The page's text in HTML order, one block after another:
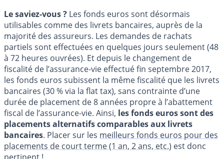
Le saviez-vous ? Les fonds euros sont désormais
utilisables comme des livrets bancaires, auprès de la
majorité des assureurs. Les demandes de rachats
partiels sont effectuées en quelques jours seulement (48
à 72 heures ouvrées). Et depuis le changement de
fiscalité de l’assurance-vie effectué fin septembre 2017,
les fonds euros subissent la même fiscalité que les livrets
bancaires (30 % via la flat tax), sans contrainte d’une
durée de placement de 8 années propre à l’abattement
fiscal de l’assurance-vie. Ainsi, les fonds euros sont des
placements alternatifs comparables aux livrets
bancaires. Placer sur les meilleurs fonds euros pour des
placements de court terme (1 an, 2 ans, etc.) est donc
pertinent !